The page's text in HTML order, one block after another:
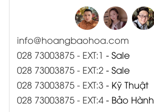
info@hoangbaohoa.com
028 73003875 - EXT:1 - Sale
028 73003875 - EXT:2- Sale
028 73003875 - EXT:3 - Kỹ Thuật
028 73003875 - EXT:4- Bảo Hành